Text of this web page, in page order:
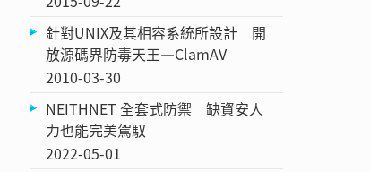
針對UNIX及其相容系統所設計 開
放源碼界防毒天王—ClamAV
2010-03-30
NEITHNET 全套式防禦 缺資安人
力也能完美駕馭
2022-05-01